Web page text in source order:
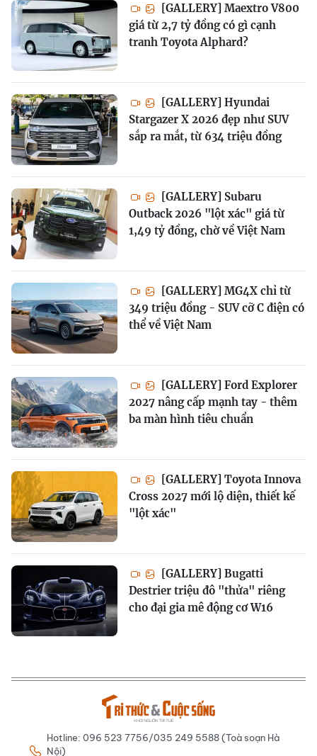
[GALLERY] Maextro V800
giá từ 2,7 tỷ đồng có gì cạnh
tranh Toyota Alphard?
[GALLERY] Hyundai
Stargazer X 2026 đẹp như SUV
sắp ra mắt, từ 634 triệu đồng
[GALLERY] Subaru
Outback 2026 "lột xác" giá từ
1,49 tỷ đồng, chờ về Việt Nam
[GALLERY] MG4X chỉ từ
349 triệu đồng - SUV cỡ C điện có
thể về Việt Nam
[GALLERY] Ford Explorer
2027 nâng cấp mạnh tay - thêm
ba màn hình tiêu chuẩn
[GALLERY] Toyota Innova
Cross 2027 mới lộ diện, thiết kế
"lột xác"
[GALLERY] Bugatti
Destrier triệu đô "thửa" riêng
cho đại gia mê động cơ W16
Hotline: 096 523 7756/035 249 5588 (Toà soạn Hà
Nội)